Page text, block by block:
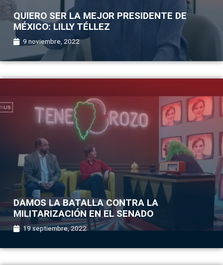
QUIERO SER LA MEJOR PRESIDENTE DE
MÉXICO: LILLY TÉLLEZ
9 noviembre, 2022
DAMOS LA BATALLA CONTRA LA
MILITARIZACIÓN EN EL SENADO
19 septiembre, 2022